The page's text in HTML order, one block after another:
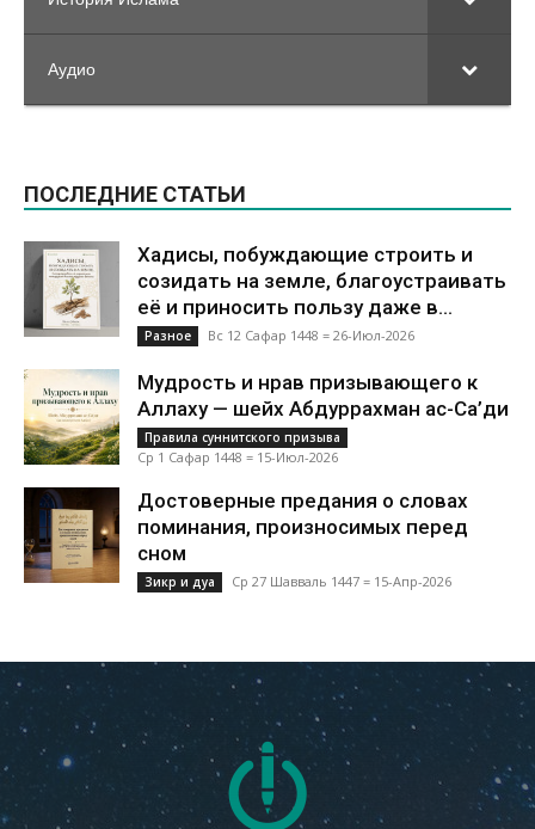
Аудио
ПОСЛЕДНИЕ СТАТЬИ
Хадисы, побуждающие строить и
созидать на земле, благоустраивать
её и приносить пользу даже в...
Разное Вс 12 Сафар 1448 = 26-Июл-2026
Мудрость и нрав призывающего к
Аллаху — шейх Абдуррахман ас-Са’ди
Правила суннитского призыва
Ср 1 Сафар 1448 = 15-Июл-2026
Достоверные предания о словах
поминания, произносимых перед
сном
Зикр и дуа Ср 27 Шавваль 1447 = 15-Апр-2026